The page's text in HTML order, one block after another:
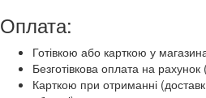
Оплата:
Готівкою або карткою у
Безготівкова оплата на рахунок
Карткою при отриманні